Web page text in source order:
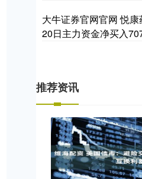
大牛证券官网官网 悦
20日主力资金净买入
推荐资讯